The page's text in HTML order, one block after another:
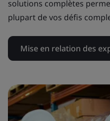
solutions complètes
plupart de vos défis
Mise en relation des